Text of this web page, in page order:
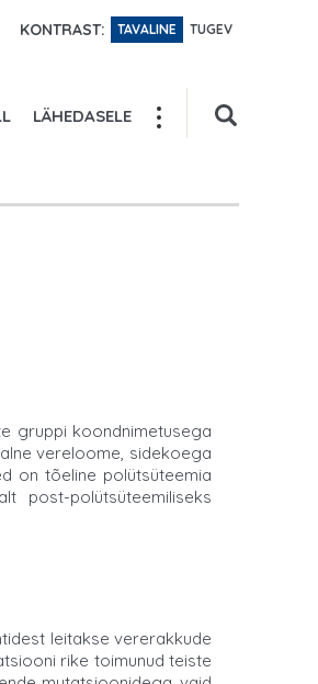
KONTRAST: TAVALINE TUGEV
LÄHEDASELE
gruppi koondnimetusega
vereloome, sidekoega
on tõeline polütsüteemia
post-polütsüteemiliseks
leitakse vererakkude
rike toimunud teiste